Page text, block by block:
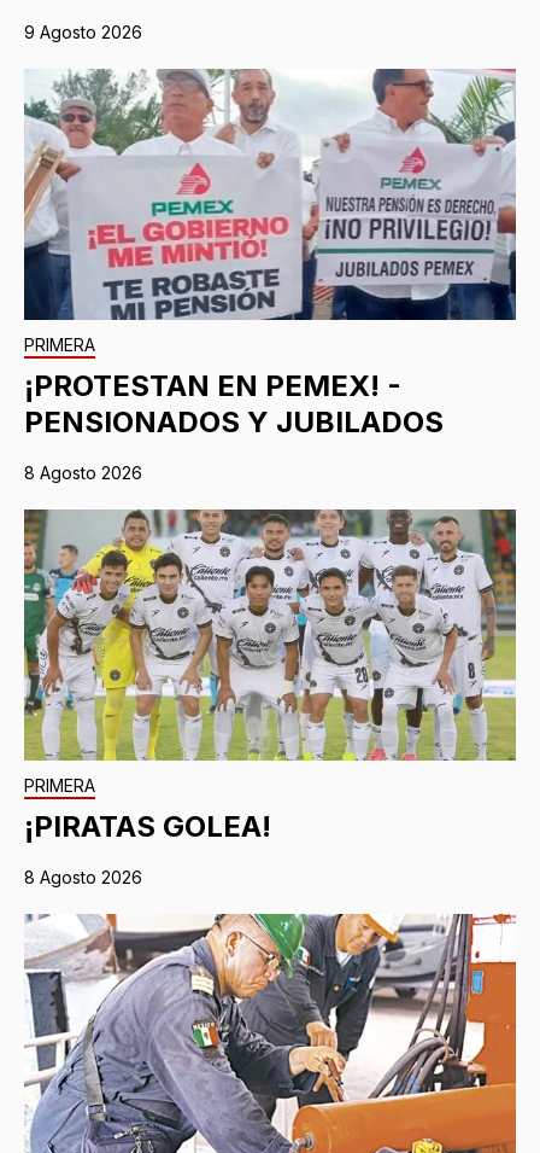
9 Agosto 2026
PRIMERA
¡PROTESTAN EN PEMEX! -
PENSIONADOS Y JUBILADOS
8 Agosto 2026
PRIMERA
¡PIRATAS GOLEA!
8 Agosto 2026